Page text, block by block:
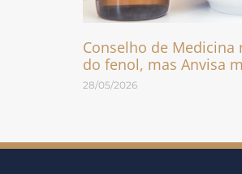
Conselho de
do fenol, mas Anvisa
28/05/2026